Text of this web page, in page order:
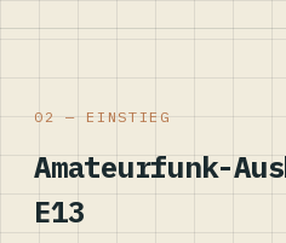
02 — EINSTIEG
Amateurfunk-
E13